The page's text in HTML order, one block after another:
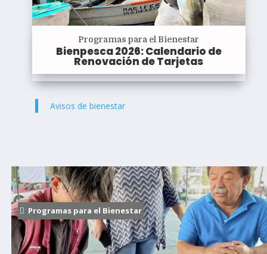
Programas para el Bienestar
Bienpesca 2026: Calendario de
Renovación de Tarjetas
Avisos de bienestar
Programas para el Bienestar